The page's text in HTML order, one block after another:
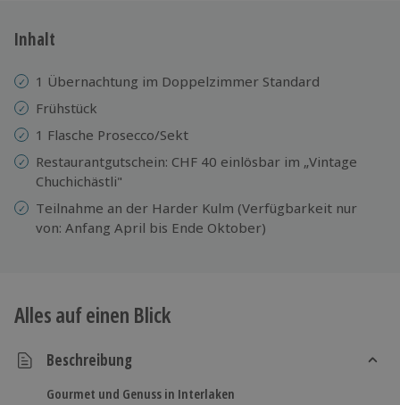
3 Jahre gültig & verlängerbar.
Inhalt
1 Übernachtung im Doppelzimmer Standard
Frühstück
1 Flasche Prosecco/Sekt
Restaurantgutschein: CHF 40 einlösbar im „Vintage
Chuchichästli"
Teilnahme an der Harder Kulm (Verfügbarkeit nur
von: Anfang April bis Ende Oktober)
Alles auf einen Blick
Beschreibung
Gourmet und Genuss in Interlaken